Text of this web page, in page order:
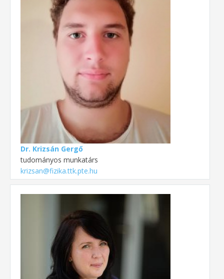
Dr. Krizsán Gergő
tudományos munkatárs
krizsan@fizika.ttk.pte.hu